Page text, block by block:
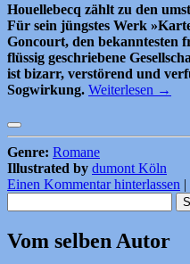
Houellebecq zählt zu den
Für sein jüngstes Werk
Goncourt, den bekanntesten
flüssig geschriebene
ist bizarr, verstörend und
Sogwirkung. Weiterlesen →
Genre: Romane
Illustrated by dumont Köln
Einen Kommentar hinterlassen |
nach:
Vom selben Autor